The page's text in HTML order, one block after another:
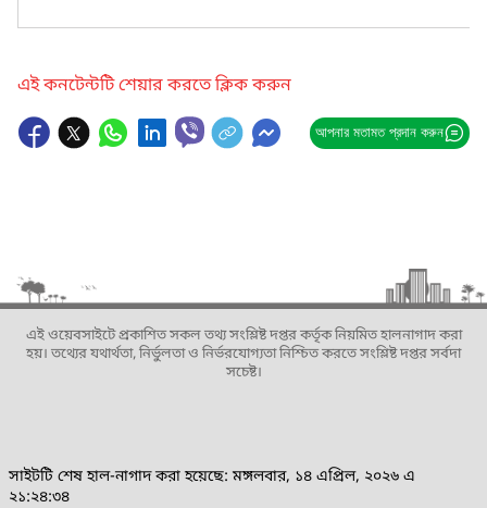
এই কনটেন্টটি শেয়ার করতে ক্লিক করুন
আপনার মতামত প্রদান করুন
এই ওয়েবসাইটে প্রকাশিত সকল তথ্য সংশ্লিষ্ট দপ্তর কর্তৃক নিয়মিত হালনাগাদ করা
হয়। তথ্যের যথার্থতা, নির্ভুলতা ও নির্ভরযোগ্যতা নিশ্চিত করতে সংশ্লিষ্ট দপ্তর সর্বদা
সচেষ্ট।
সাইটটি শেষ হাল-নাগাদ করা হয়েছে: মঙ্গলবার, ১৪ এপ্রিল, ২০২৬ এ
২১:২৪:৩৪